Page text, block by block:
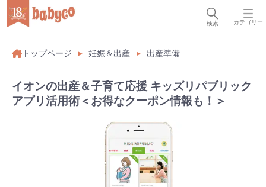
検索 カテゴリー
トップページ 妊娠＆出産 出産準備
イオンの出産＆子育て応援 キッズリパブリック
アプリ活用術＜お得なクーポン情報も！＞